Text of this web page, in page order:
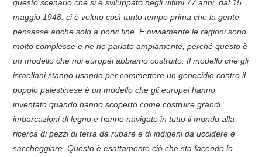
questo scenario che si è sviluppato negli ultimi 77 anni, dal 15
maggio 1948: ci è voluto così tanto tempo prima che la gente
pensasse anche solo a porvi fine. E ovviamente le ragioni sono
molto complesse e ne ho parlato ampiamente, perché questo è
un modello che noi europei abbiamo costruito. Il modello che gli
israeliani stanno usando per commettere un genocidio contro il
popolo palestinese è un modello che gli europei hanno
inventato quando hanno scoperto come costruire grandi
imbarcazioni di legno e hanno navigato in tutto il mondo alla
ricerca di pezzi di terra da rubare e di indigeni da uccidere e
saccheggiare. Questo è esattamente ciò che sta facendo lo